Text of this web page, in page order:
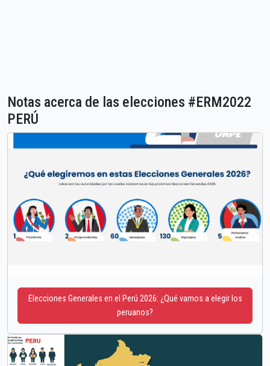
Notas acerca de las elecciones #ERM2022
PERÚ
Elecciones Generales en el Perú 2026: ¿Qué vamos a elegir los
peruanos?